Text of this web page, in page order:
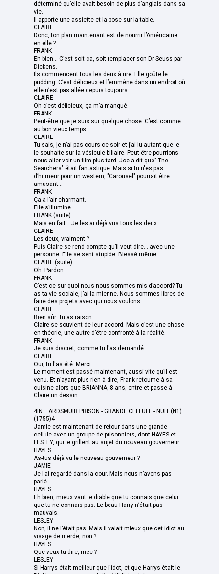
déterminé qu’elle avait besoin de plus d’anglais dans sa
vie.
Il apporte une assiette et la pose sur la table.
CLAIRE
Donc, ton plan maintenant est de nourrir l’Américaine
en elle ?
FRANK
Eh bien... C’est soit ça, soit remplacer son Dr Seuss par
Dickens.
Ils commencent tous les deux à rire. Elle goûte le
pudding. C’est délicieux et l’emmène dans un endroit où
elle n’est pas allée depuis toujours.
CLAIRE
Oh c’est délicieux, ça m’a manqué.
FRANK
Peut-être que je suis sur quelque chose. C’est comme
au bon vieux temps.
CLAIRE
Tu sais, je n’ai pas cours ce soir et j’ai lu autant que je
le souhaite sur la vésicule biliaire. Peut-être pourrions-
nous aller voir un film plus tard. Joe a dit que" The
Searchers" était fantastique. Mais si tu n'es pas
d’humeur pour un western, "Carousel" pourrait être
amusant...
FRANK
Ça a l’air charmant.
Elle s’illumine.
FRANK (suite)
Mais en fait... Je les ai déjà vus tous les deux.
CLAIRE
Les deux, vraiment ?
Puis Claire se rend compte qu’il veut dire... avec une
personne. Elle se sent stupide. Blessé même.
CLAIRE (suite)
Oh. Pardon.
FRANK
C’est ce sur quoi nous nous sommes mis d’accord? Tu
as ta vie sociale, j’ai la mienne. Nous sommes libres de
faire des projets avec qui nous voulons...
CLAIRE
Bien sûr. Tu as raison.
Claire se souvient de leur accord. Mais c’est une chose
en théorie, une autre d’être confronté à la réalité.
FRANK
Je suis discret, comme tu l'as demandé.
CLAIRE
Oui, tu l'as été. Merci.
Le moment est passé maintenant, aussi vite qu’il est
venu. Et n’ayant plus rien à dire, Frank retourne à sa
cuisine alors que BRIANNA, 8 ans, entre et passe à
Claire un dessin.
4INT. ARDSMUIR PRISON - GRANDE CELLULE - NUIT (N1)
(1755)4
Jamie est maintenant de retour dans une grande
cellule avec un groupe de prisonniers, dont HAYES et
LESLEY, qui le grillent au sujet du nouveau gouverneur.
HAYES
As-tus déjà vu le nouveau gouverneur ?
JAMIE
Je l’ai regardé dans la cour. Mais nous n’avons pas
parlé.
HAYES
Eh bien, mieux vaut le diable que tu connais que celui
que tu ne connais pas. Le beau Harry n’était pas
mauvais.
LESLEY
Non, il ne l’était pas. Mais il valait mieux que cet idiot au
visage de merde, non ?
HAYES
Que veux-tu dire, mec ?
LESLEY
Si Harrys était meilleur que l'idot, et que Harrys était le